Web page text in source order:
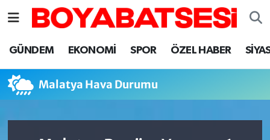
GÜNDEM EKONOMİ SPOR ÖZEL HABER
Malatya Hava Durumu
Sinop Nöbetçi Eczaneler
Sinop Hava Durumu